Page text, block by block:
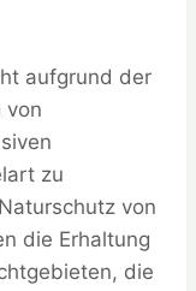
aufgrund der
von
zu
von
die Erhaltung
die